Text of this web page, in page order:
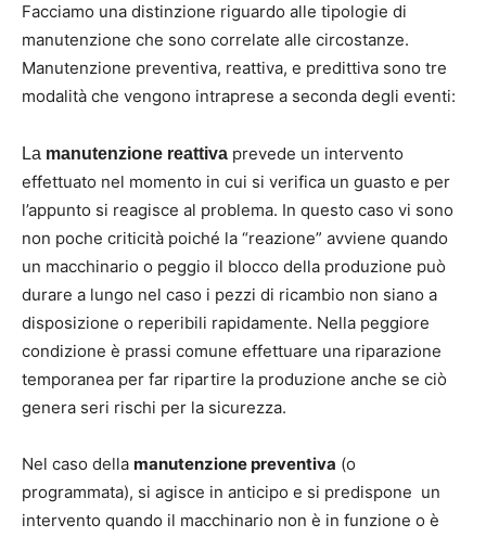
Facciamo una distinzione riguardo alle tipologie di
manutenzione che sono correlate alle circostanze.
Manutenzione preventiva, reattiva, e predittiva sono tre
modalità che vengono intraprese a seconda degli eventi:
La manutenzione reattiva prevede un intervento
effettuato nel momento in cui si verifica un guasto e per
l’appunto si reagisce al problema. In questo caso vi sono
non poche criticità poiché la “reazione” avviene quando
un macchinario o peggio il blocco della produzione può
durare a lungo nel caso i pezzi di ricambio non siano a
disposizione o reperibili rapidamente. Nella peggiore
condizione è prassi comune effettuare una riparazione
temporanea per far ripartire la produzione anche se ciò
genera seri rischi per la sicurezza.
Nel caso della manutenzione preventiva (o
programmata), si agisce in anticipo e si predispone un
intervento quando il macchinario non è in funzione o è